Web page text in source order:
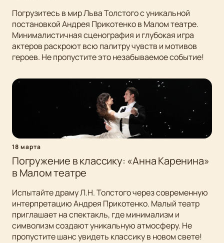
Погрузитесь в мир Льва Толстого с уникальной
постановкой Андрея Прикотенко в Малом театре.
Минималистичная сценография и глубокая игра
актеров раскроют всю палитру чувств и мотивов
героев. Не пропустите это незабываемое событие!
18 марта
Погружение в классику: «Анна Каренина»
в Малом театре
Испытайте драму Л.Н. Толстого через современную
интерпретацию Андрея Прикотенко. Малый театр
приглашает на спектакль, где минимализм и
символизм создают уникальную атмосферу. Не
пропустите шанс увидеть классику в новом свете!